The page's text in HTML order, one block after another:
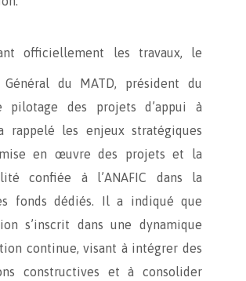
officiellement les travaux, le
Général du MATD, président du
pilotage des projets d’appui à
a rappelé les enjeux stratégiques
en œuvre des projets et la
confiée à l’ANAFIC dans la
fonds dédiés. Il a indiqué que
s’inscrit dans une dynamique
continue, visant à intégrer des
constructives et à consolider